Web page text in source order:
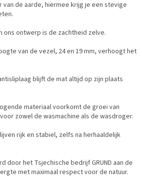
van de aarde, hiermee krijg je een stevige
ons ontwerp is de zachtheid zelve.
van de vezel, 24 en 19 mm, verhoogt het
blijft de mat altijd op zijn plaats
materiaal voorkomt de groei van
zowel de wasmachine als de wasdroger.
rijk en stabiel, zelfs na herhaaldelijk
door het Tsjechische bedrijf GRUND aan de
met maximaal respect voor de natuur.